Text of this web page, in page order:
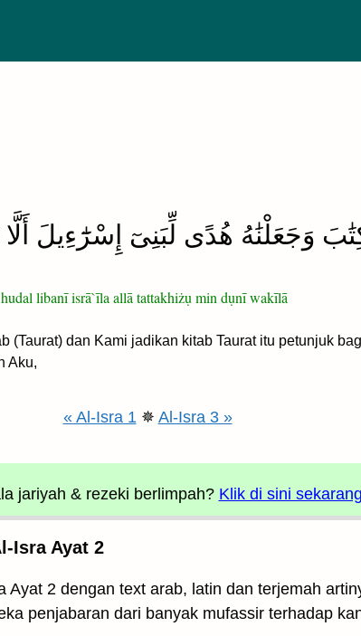
وَجَعَلْنَٰهُ هُدًى لِّبَنِىٓ إِسْرَٰٓءِيلَ
libanī isrā`īla allā tattakhiżụ min dụnī wakīlā
(Taurat) dan Kami jadikan kitab Taurat itu petunjuk
Aku,
« Al-Isra 1✵ Al-Isra 3 »
jariyah & rezeki berlimpah? Klik di sini
Isra Ayat 2
Ayat 2 dengan text arab, latin dan terjemah
penjabaran dari banyak mufassir terhadap